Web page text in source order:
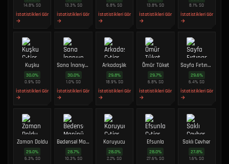
14.8%SO
İstatistikleri Gör
→
13.3% SO
İstatistikleri Gör
→
6.8%SO
İstatistikleri Gör
→
13.8%SO
İstatistikleri Gör
→
8.1%SO
İstatistikleri Gör
→
Kuşku
30.0%
0.9% SO
İstatistikleri Gör
→
Sana İnanıyorum
30.0%
1.0%SO
İstatistikleri Gör
→
Arkadaşlık
29.8%
18.9% SO
İstatistikleri Gör
→
Ömür Tüket
29.7%
6.8% SO
İstatistikleri Gör
→
Sayfa Fırtınası
29.6%
6.4%SO
İstatistikleri Gör
→
Zaman Doldu
29.0%
6.3% SO
Bedensel Manipülasyon
28.7%
10.3% SO
Koruyucu
28.0%
2.2%SO
Efsunla
28.0%
27.6%SO
Saklı Cevher
27.8%
1.6%SO